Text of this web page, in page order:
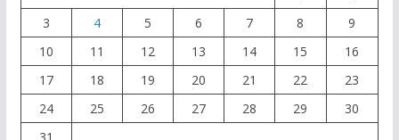
3
4 5 6 7 8
9
10
11 12 13 14 15
16
17
18 19 20 21 22
23
24
25 26 27 28 29
30